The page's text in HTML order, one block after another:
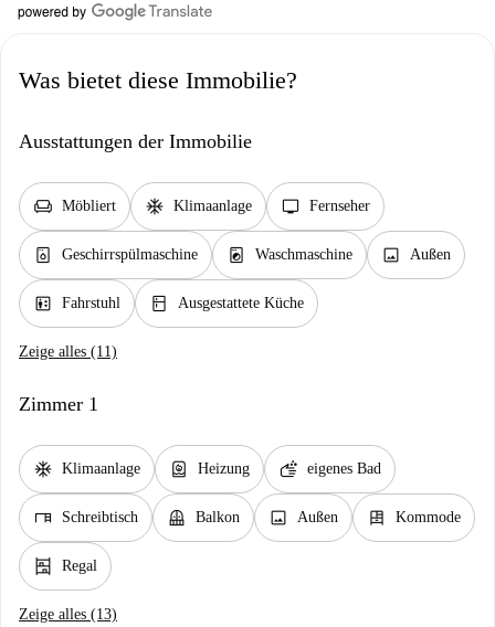
Was bietet diese Immobilie?
Ausstattungen der Immobilie
chair Möbliert ac_unit Klimaanlage tv Fernseher
dishwasher_gen Geschirrspülmaschine local_laundry_service Waschmaschine image Außen
elevator Fahrstuhl kitchen Ausgestattete Küche
Zeige alles (11)
Zimmer 1
ac_unit Klimaanlage water_heater Heizung soap eigenes Bad
desk Schreibtisch balcony Balkon image Außen dresser Kommode
shelves Regal
Zeige alles (13)